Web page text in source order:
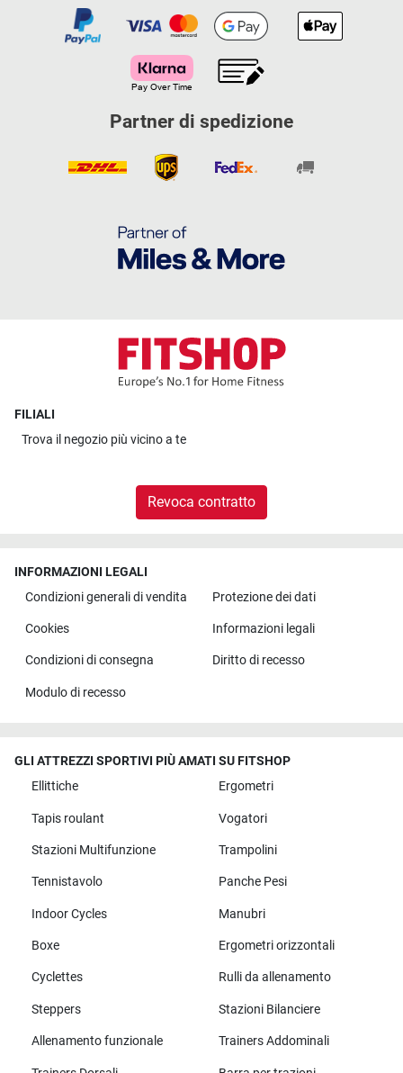
Partner di spedizione
FILIALI
Trova il negozio più vicino a te
Revoca contratto
INFORMAZIONI LEGALI
Condizioni generali di vendita
Protezione dei dati
Cookies Informazioni legali
Condizioni di consegna Diritto di recesso
Modulo di recesso
GLI ATTREZZI SPORTIVI PIÙ AMATI SU FITSHOP
Ellittiche
Ergometri
Tapis roulant Vogatori
Stazioni Multifunzione Trampolini
Tennistavolo Panche Pesi
Indoor Cycles Manubri
Boxe Ergometri orizzontali
Cyclettes Rulli da allenamento
Steppers Stazioni Bilanciere
Allenamento funzionale Trainers Addominali